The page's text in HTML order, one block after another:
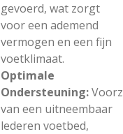
gevoerd, wat zorgt
voor een ademend
vermogen en een fijn
voetklimaat.
Optimale
Ondersteuning:
van een uitneembaar
lederen voetbed,